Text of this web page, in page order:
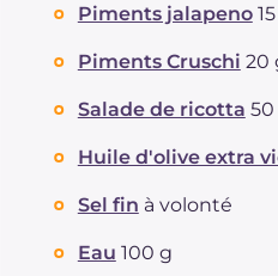
Piments jalapeno
Piments Cruschi 20
Salade de ricotta 50
Huile d'olive extra
Sel fin à volonté
Eau 100 g